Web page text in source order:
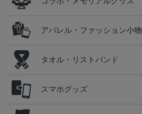
アパレル・ファッション小物
タオル・リストバンド
スマホグッズ